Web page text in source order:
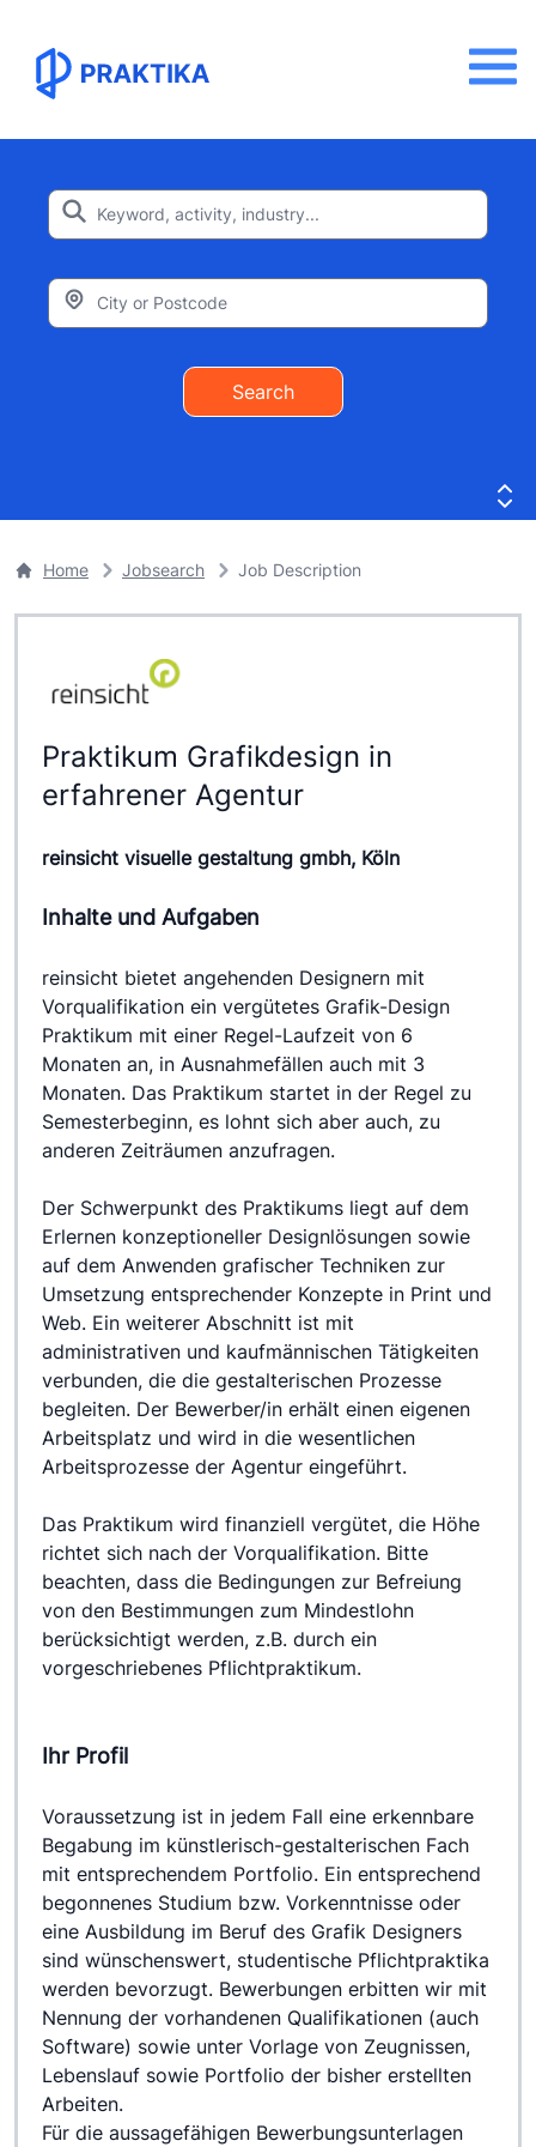
Search
Home Jobsearch Job Description
Praktikum Grafikdesign in
erfahrener Agentur
reinsicht visuelle gestaltung gmbh, Köln
Inhalte und Aufgaben
reinsicht bietet angehenden Designern mit
Vorqualifikation ein vergütetes Grafik-Design
Praktikum mit einer Regel-Laufzeit von 6
Monaten an, in Ausnahmefällen auch mit 3
Monaten. Das Praktikum startet in der Regel zu
Semesterbeginn, es lohnt sich aber auch, zu
anderen Zeiträumen anzufragen.
Der Schwerpunkt des Praktikums liegt auf dem
Erlernen konzeptioneller Designlösungen sowie
auf dem Anwenden grafischer Techniken zur
Umsetzung entsprechender Konzepte in Print und
Web. Ein weiterer Abschnitt ist mit
administrativen und kaufmännischen Tätigkeiten
verbunden, die die gestalterischen Prozesse
begleiten. Der Bewerber/in erhält einen eigenen
Arbeitsplatz und wird in die wesentlichen
Arbeitsprozesse der Agentur eingeführt.
Das Praktikum wird finanziell vergütet, die Höhe
richtet sich nach der Vorqualifikation. Bitte
beachten, dass die Bedingungen zur Befreiung
von den Bestimmungen zum Mindestlohn
berücksichtigt werden, z.B. durch ein
vorgeschriebenes Pflichtpraktikum.
Ihr Profil
Voraussetzung ist in jedem Fall eine erkennbare
Begabung im künstlerisch-gestalterischen Fach
mit entsprechendem Portfolio. Ein entsprechend
begonnenes Studium bzw. Vorkenntnisse oder
eine Ausbildung im Beruf des Grafik Designers
sind wünschenswert, studentische Pflichtpraktika
werden bevorzugt. Bewerbungen erbitten wir mit
Nennung der vorhandenen Qualifikationen (auch
Software) sowie unter Vorlage von Zeugnissen,
Lebenslauf sowie Portfolio der bisher erstellten
Arbeiten.
Für die aussagefähigen Bewerbungsunterlagen